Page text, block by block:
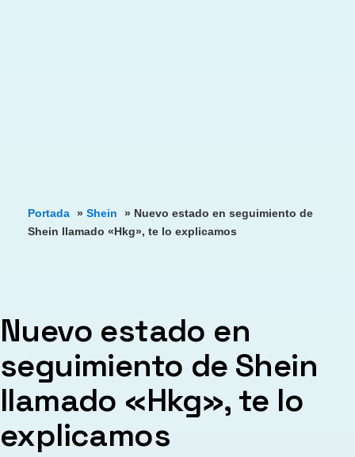
Portada » Shein » Nuevo estado en seguimiento de
Shein llamado «Hkg», te lo explicamos
Nuevo estado en
seguimiento de Shein
llamado «Hkg», te lo
explicamos